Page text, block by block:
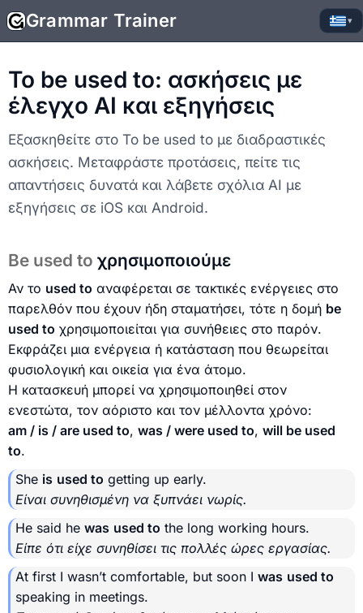
Grammar Trainer ▾
To be used to: ασκήσεις με
έλεγχο AI και εξηγήσεις
Εξασκηθείτε στο To be used to με διαδραστικές
ασκήσεις. Μεταφράστε προτάσεις, πείτε τις
απαντήσεις δυνατά και λάβετε σχόλια AI με
εξηγήσεις σε iOS και Android.
Be used to χρησιμοποιούμε
Αν το used to αναφέρεται σε τακτικές ενέργειες στο
παρελθόν που έχουν ήδη σταματήσει, τότε η δομή be
used to χρησιμοποιείται για συνήθειες στο παρόν.
Εκφράζει μια ενέργεια ή κατάσταση που θεωρείται
φυσιολογική και οικεία για ένα άτομο.
Η κατασκευή μπορεί να χρησιμοποιηθεί στον
ενεστώτα, τον αόριστο και τον μέλλοντα χρόνο:
am / is / are used to, was / were used to, will be used
to.
She is used to getting up early.
Είναι συνηθισμένη να ξυπνάει νωρίς.
He said he was used to the long working hours.
Είπε ότι είχε συνηθίσει τις πολλές ώρες εργασίας.
At first I wasn’t comfortable, but soon I was used to
speaking in meetings.